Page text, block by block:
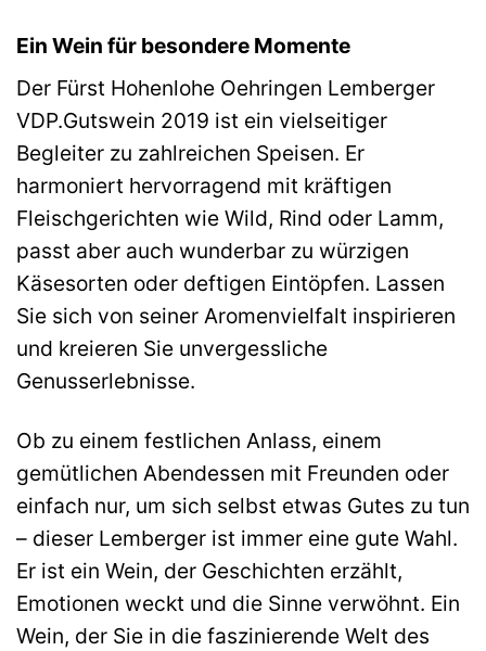
Ein Wein für besondere Momente
Der Fürst Hohenlohe Oehringen Lemberger
VDP.Gutswein 2019 ist ein vielseitiger
Begleiter zu zahlreichen Speisen. Er
harmoniert hervorragend mit kräftigen
Fleischgerichten wie Wild, Rind oder Lamm,
passt aber auch wunderbar zu würzigen
Käsesorten oder deftigen Eintöpfen. Lassen
Sie sich von seiner Aromenvielfalt inspirieren
und kreieren Sie unvergessliche
Genusserlebnisse.
Ob zu einem festlichen Anlass, einem
gemütlichen Abendessen mit Freunden oder
einfach nur, um sich selbst etwas Gutes zu tun
– dieser Lemberger ist immer eine gute Wahl.
Er ist ein Wein, der Geschichten erzählt,
Emotionen weckt und die Sinne verwöhnt. Ein
Wein, der Sie in die faszinierende Welt des